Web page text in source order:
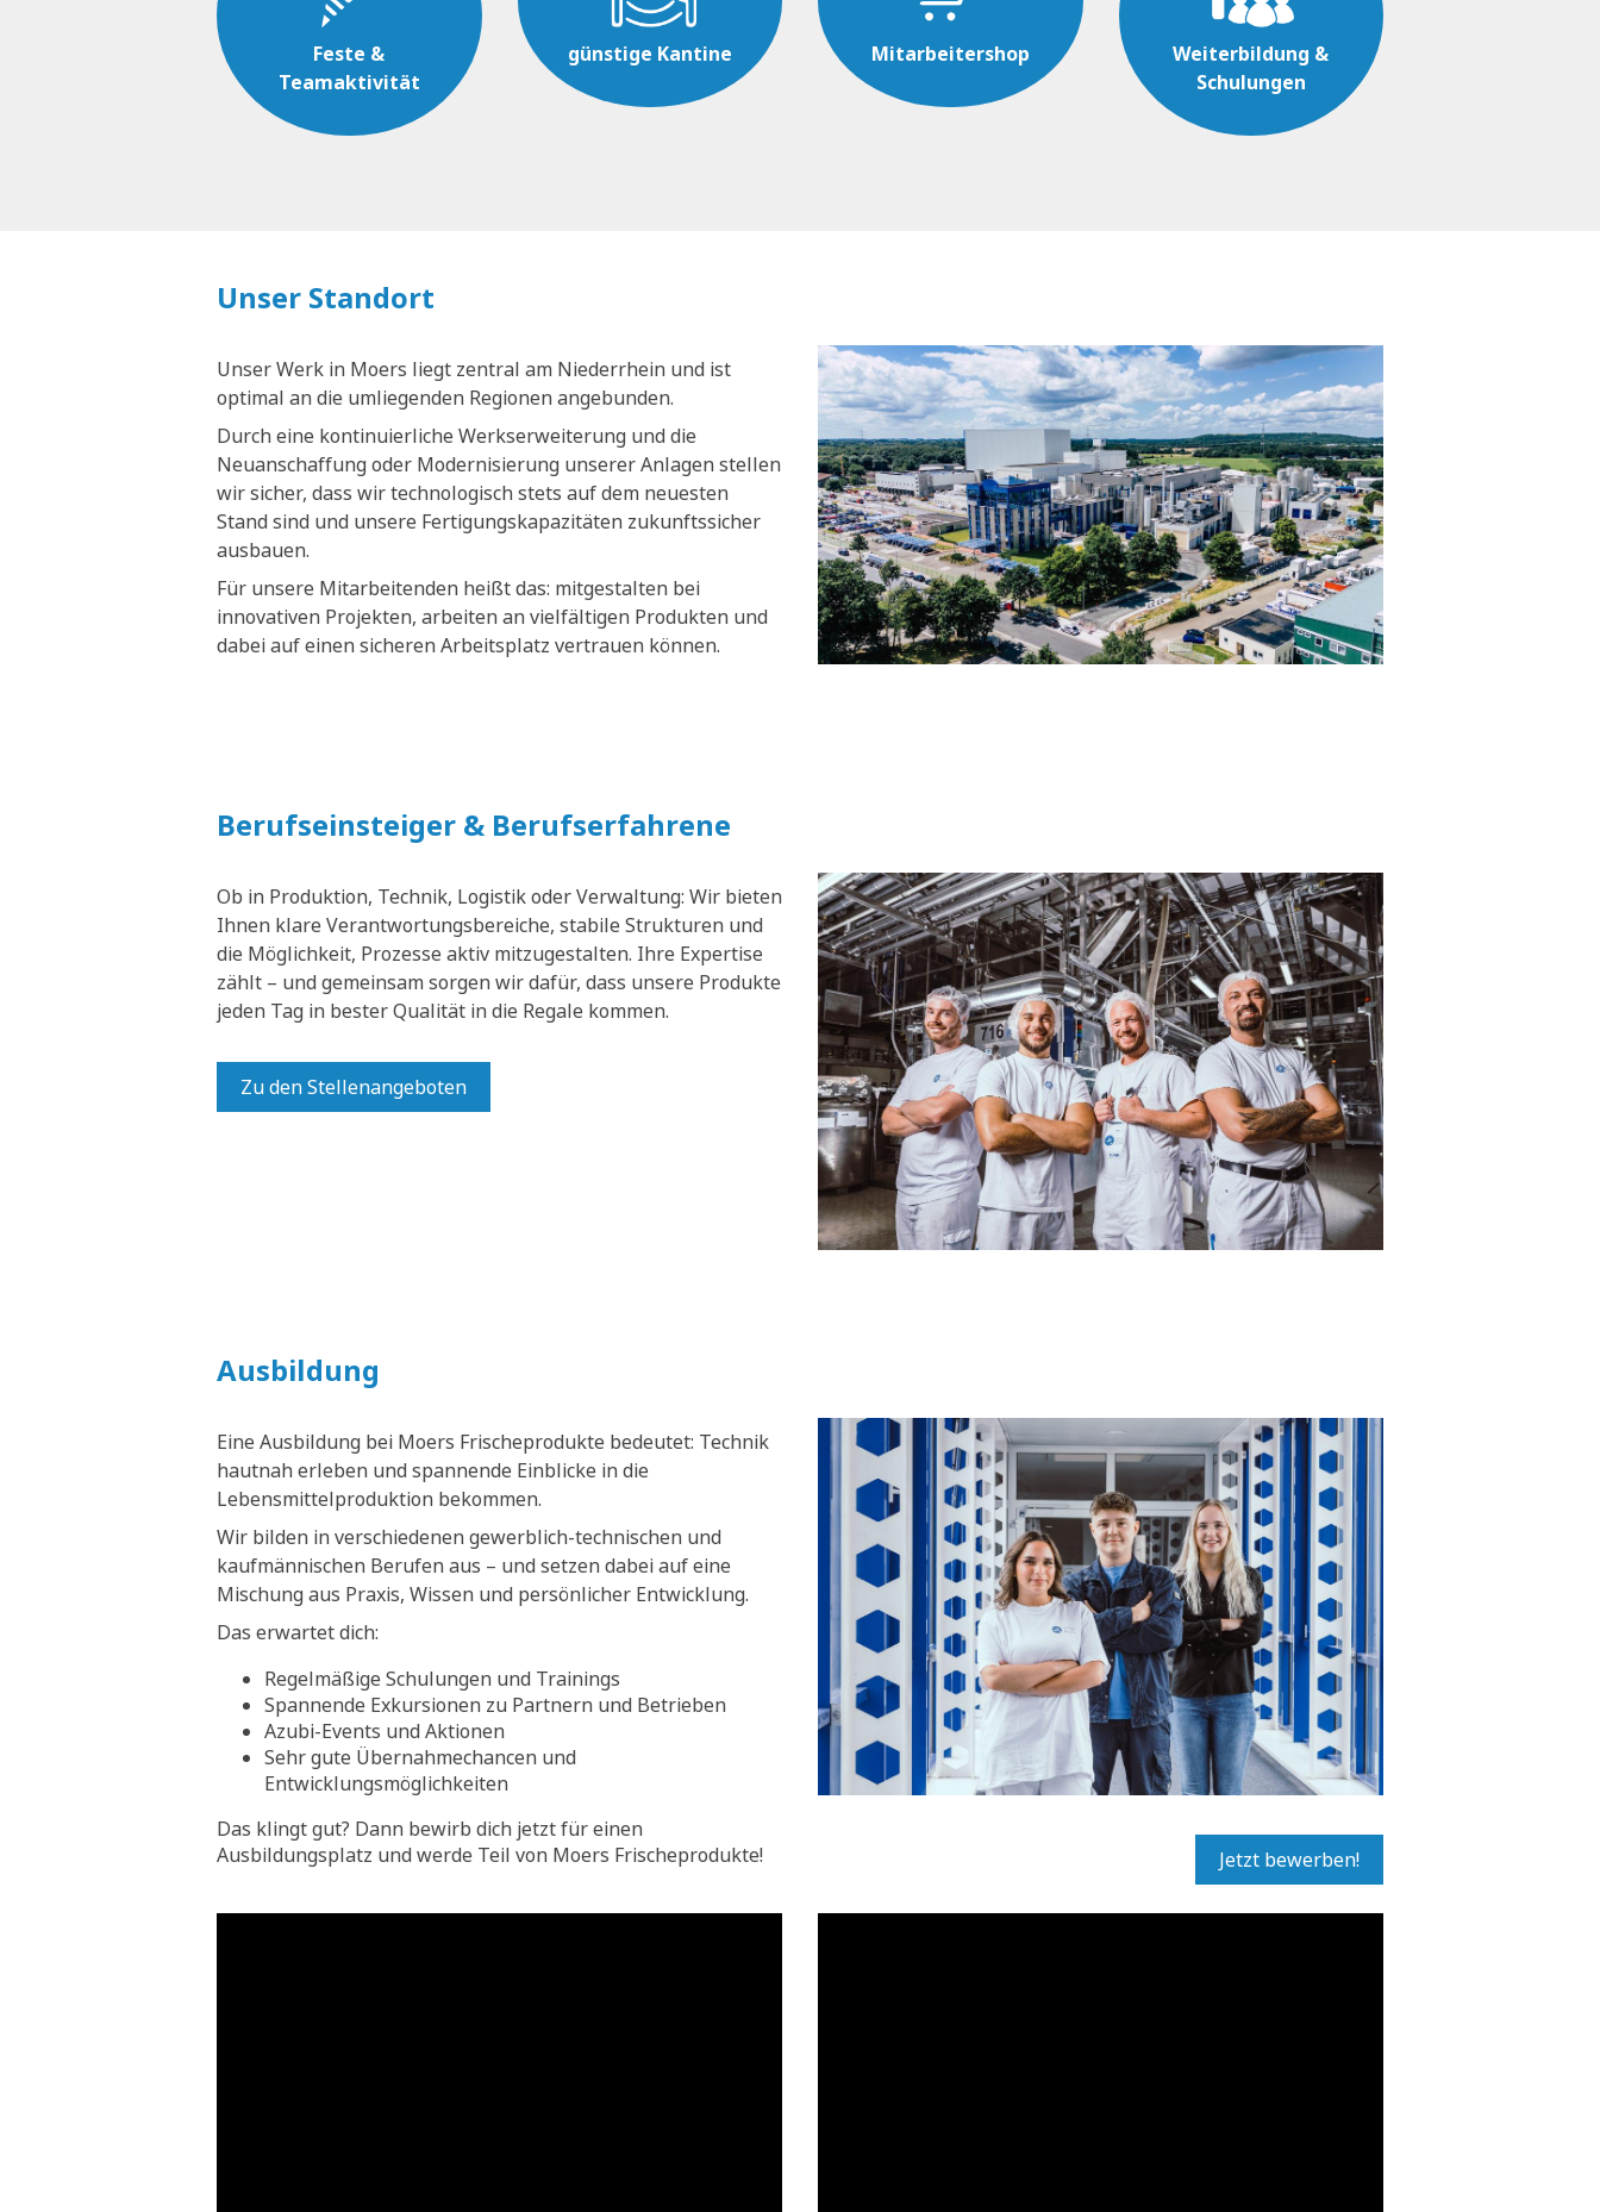
Feste &
Teamaktivität
günstige Kantine Mitarbeitershop
Weiterbildung &
Schulungen
Unser Standort
Unser Werk in Moers liegt zentral am Niederrhein und ist
optimal an die umliegenden Regionen angebunden.
Durch eine kontinuierliche Werkserweiterung und die
Neuanschaffung oder Modernisierung unserer Anlagen stellen
wir sicher, dass wir technologisch stets auf dem neuesten
Stand sind und unsere Fertigungskapazitäten zukunftssicher
ausbauen.
Für unsere Mitarbeitenden heißt das: mitgestalten bei
innovativen Projekten, arbeiten an vielfältigen Produkten und
dabei auf einen sicheren Arbeitsplatz vertrauen können.
Berufseinsteiger & Berufserfahrene
Ob in Produktion, Technik, Logistik oder Verwaltung: Wir bieten
Ihnen klare Verantwortungsbereiche, stabile Strukturen und
die Möglichkeit, Prozesse aktiv mitzugestalten. Ihre Expertise
zählt – und gemeinsam sorgen wir dafür, dass unsere Produkte
jeden Tag in bester Qualität in die Regale kommen.
Zu den Stellenangeboten
Ausbildung
Eine Ausbildung bei Moers Frischeprodukte bedeutet: Technik
hautnah erleben und spannende Einblicke in die
Lebensmittelproduktion bekommen.
Wir bilden in verschiedenen gewerblich-technischen und
kaufmännischen Berufen aus – und setzen dabei auf eine
Mischung aus Praxis, Wissen und persönlicher Entwicklung.
Das erwartet dich:
Regelmäßige Schulungen und Trainings
Spannende Exkursionen zu Partnern und Betrieben
Azubi-Events und Aktionen
Sehr gute Übernahmechancen und
Entwicklungsmöglichkeiten
Das klingt gut? Dann bewirb dich jetzt für einen
Ausbildungsplatz und werde Teil von Moers Frischeprodukte!
Jetzt bewerben!